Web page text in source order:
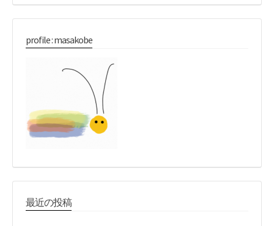
profile : masakobe
最近の投稿